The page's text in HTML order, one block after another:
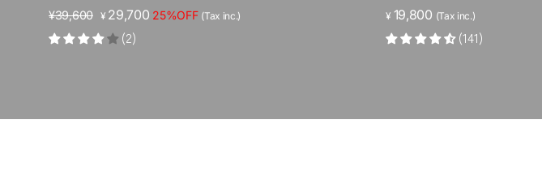
販
売
価
¥39,600 セ
ー
ル
¥ 29,700 25%OFF (Tax inc.)
(2)
¥ 19,800 (Tax inc.)
(141)